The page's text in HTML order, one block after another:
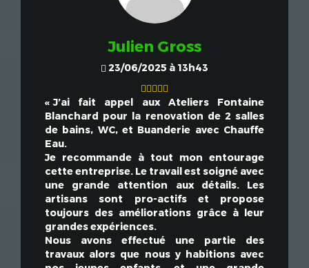
Julien Gross
23/06/2025 à 13h43
J’ai fait appel aux Ateliers Fontaine
Blanchard pour la renovation de 2 salles
de bains, WC, et Buanderie avec Chauffe
Eau.
Je recommande à tout mon entourage
cette entreprise. Le travail est soigné avec
une grande attention aux détails. Les
artisans sont pro-actifs et propose
toujours des améliorations grâce à leur
grandes expériences.
Nous avons effectué une partie des
travaux alors que nous y habitions avec